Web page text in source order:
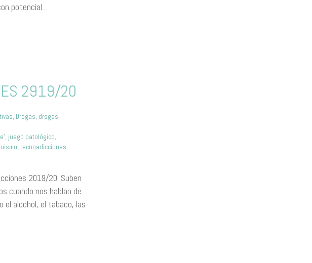
potencial…
2919/20
, Drogas, drogas
, juego patológico,
,tecnoadicciones,
2019/20: Suben
cuando nos hablan de
el alcohol, el tabaco, las